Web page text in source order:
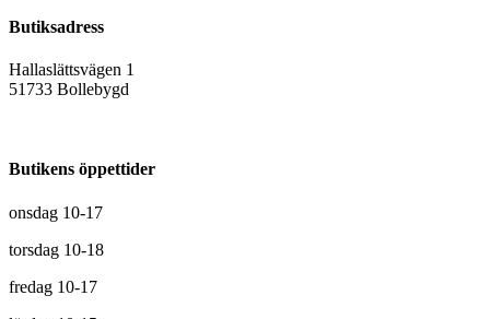
Butiksadress
Hallaslättsvägen 1
51733 Bollebygd
Butikens öppettider
onsdag 10-17
torsdag 10-18
fredag 10-17